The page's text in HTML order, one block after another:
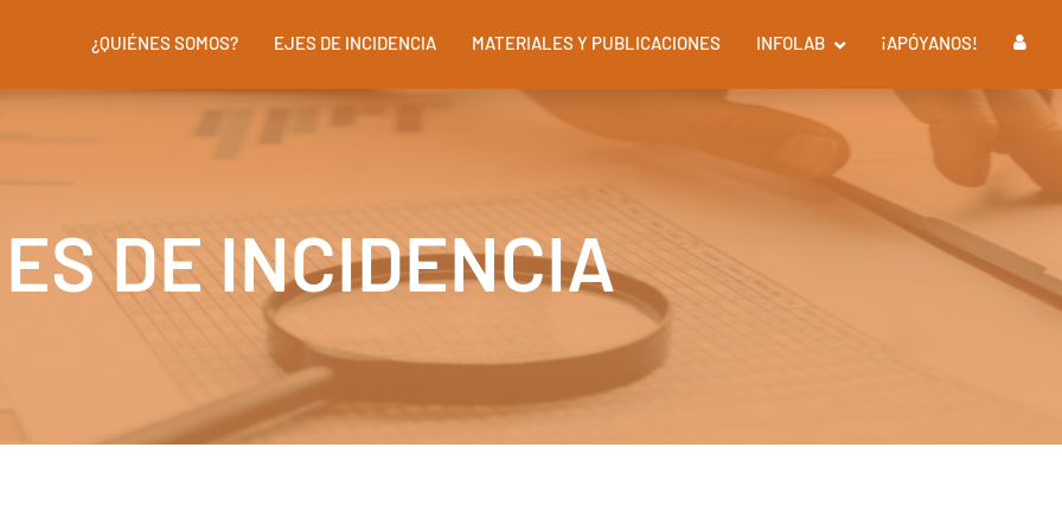
¿QUIÉNES SOMOS? EJES DE INCIDENCIA MATERIALES Y PUBLICACIONES INFOLAB ¡APÓYANOS!
DE INCIDENCIA